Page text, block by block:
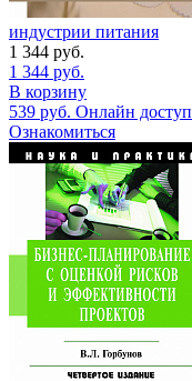
индустрии питания
1 344 руб.
1 344 руб.
В корзину
539 руб. Онлайн доступ
Ознакомиться